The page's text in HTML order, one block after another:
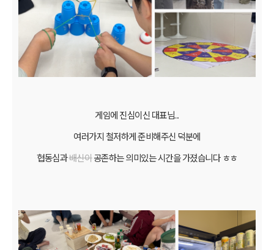
게임에 진심이신 대표님...
여러가지 철저하게 준비해주신 덕분에
협동심과배신이공존하는 의미있는 시간을 가졌습니다 ㅎㅎ